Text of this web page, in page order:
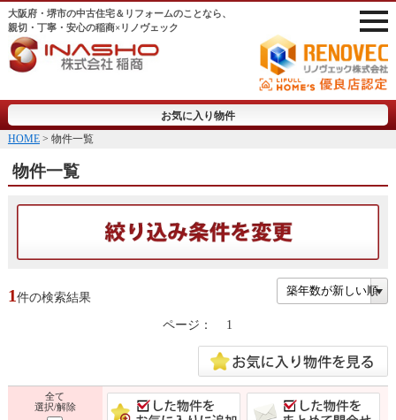
大阪府・堺市の中古住宅＆リフォームのことなら、
親切・丁寧・安心の稲商×リノヴェック
お気に入り物件
HOME> 物件一覧
物件一覧
1件の検索結果
ページ：
1
全て
選択/解除